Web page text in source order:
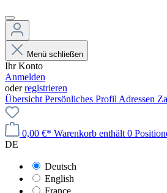
Menü schließen
Ihr Konto
Anmelden
oderregistrieren
Übersicht Persönliches Profil Adressen
0,00 €* Warenkorb enthält 0
DE
Deutsch
English